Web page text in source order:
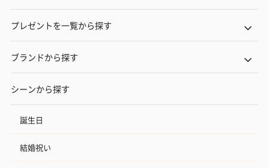
プレゼントを一覧から探す
ブランドから探す
シーンから探す
誕生日
結婚祝い